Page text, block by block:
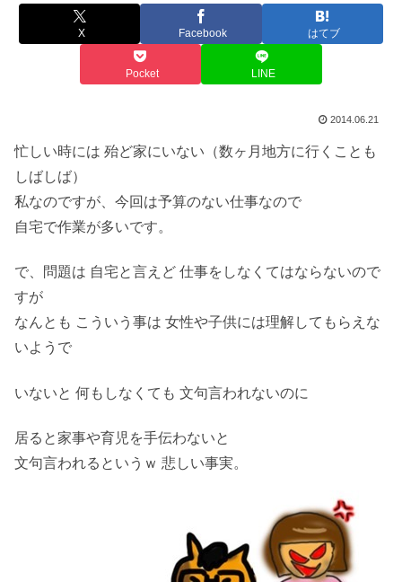
X Facebook はてブ
Pocket LINE
2014.06.21
忙しい時には 殆ど家にいない（数ヶ月地方に行くことも
しばしば）
私なのですが、今回は予算のない仕事なので
自宅で作業が多いです。
で、問題は 自宅と言えど 仕事をしなくてはならないので
すが
なんとも こういう事は 女性や子供には理解してもらえな
いようで
いないと 何もしなくても 文句言われないのに
居ると家事や育児を手伝わないと
文句言われるというｗ 悲しい事実。